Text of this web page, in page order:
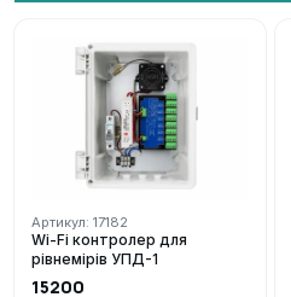
Артикул: 17182
Wi-Fi контролер для
рівнемірів УПД-1
15200